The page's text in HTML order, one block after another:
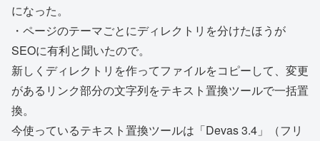
になった。
・ページのテーマごとにディレクトリを分けたほうが
SEOに有利と聞いたので。
新しくディレクトリを作ってファイルをコピーして、変更
があるリンク部分の文字列をテキスト置換ツールで一括置
換。
今使っているテキスト置換ツールは「Devas 3.4」（フリ